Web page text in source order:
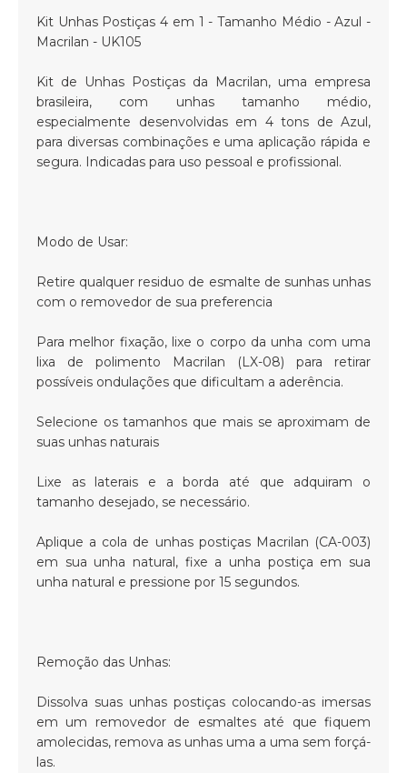
Kit Unhas Postiças 4 em 1 - Tamanho Médio - Azul -
Macrilan - UK105
Kit de Unhas Postiças da Macrilan, uma empresa
brasileira, com unhas tamanho médio,
especialmente desenvolvidas em 4 tons de Azul,
para diversas combinações e uma aplicação rápida e
segura. Indicadas para uso pessoal e profissional.
Modo de Usar:
Retire qualquer residuo de esmalte de sunhas unhas
com o removedor de sua preferencia
Para melhor fixação, lixe o corpo da unha com uma
lixa de polimento Macrilan (LX-08) para retirar
possíveis ondulações que dificultam a aderência.
Selecione os tamanhos que mais se aproximam de
suas unhas naturais
Lixe as laterais e a borda até que adquiram o
tamanho desejado, se necessário.
Aplique a cola de unhas postiças Macrilan (CA-003)
em sua unha natural, fixe a unha postiça em sua
unha natural e pressione por 15 segundos.
Remoção das Unhas:
Dissolva suas unhas postiças colocando-as imersas
em um removedor de esmaltes até que fiquem
amolecidas, remova as unhas uma a uma sem forçá-
las.